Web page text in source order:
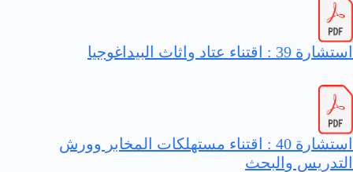
استشارة 39 : اقتناء عتاد واثاث البيداغوجيا
استشارة 40 : اقتناء مستهلكات المخابر وورش
التدريس والبحث